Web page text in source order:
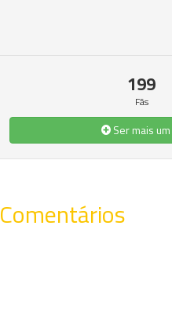
199
Fãs
Ser mais
Comentários